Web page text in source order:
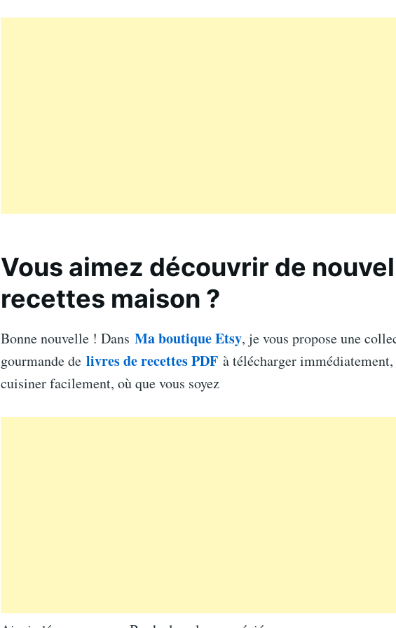
Vous aimez découvrir de
recettes maison ?
Bonne nouvelle ! Dans Ma boutique Etsy, je vous propose une
gourmande de livres de recettes PDF à télécharger
cuisiner facilement, où que vous soyez